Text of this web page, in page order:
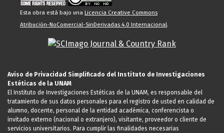
Esta obra está bajo una Licencia Creative Commons
Atribución-NoComercial-SinDerivadas 4.0 Internacional.
Aviso de Privacidad Simplificado del Instituto de Investigaciones
Estéticas de la UNAM
El Instituto de Investigaciones Estéticas de la UNAM, es responsable del
tratamiento de sus datos personales para el registro de usted en calidad de
alumno, docente, personal de la entidad académica, conferencista o
invitado externo (nacional o extranjero), visitante, proveedor o cliente de
servicios universitarios. Para cumplir las finalidades necesarias